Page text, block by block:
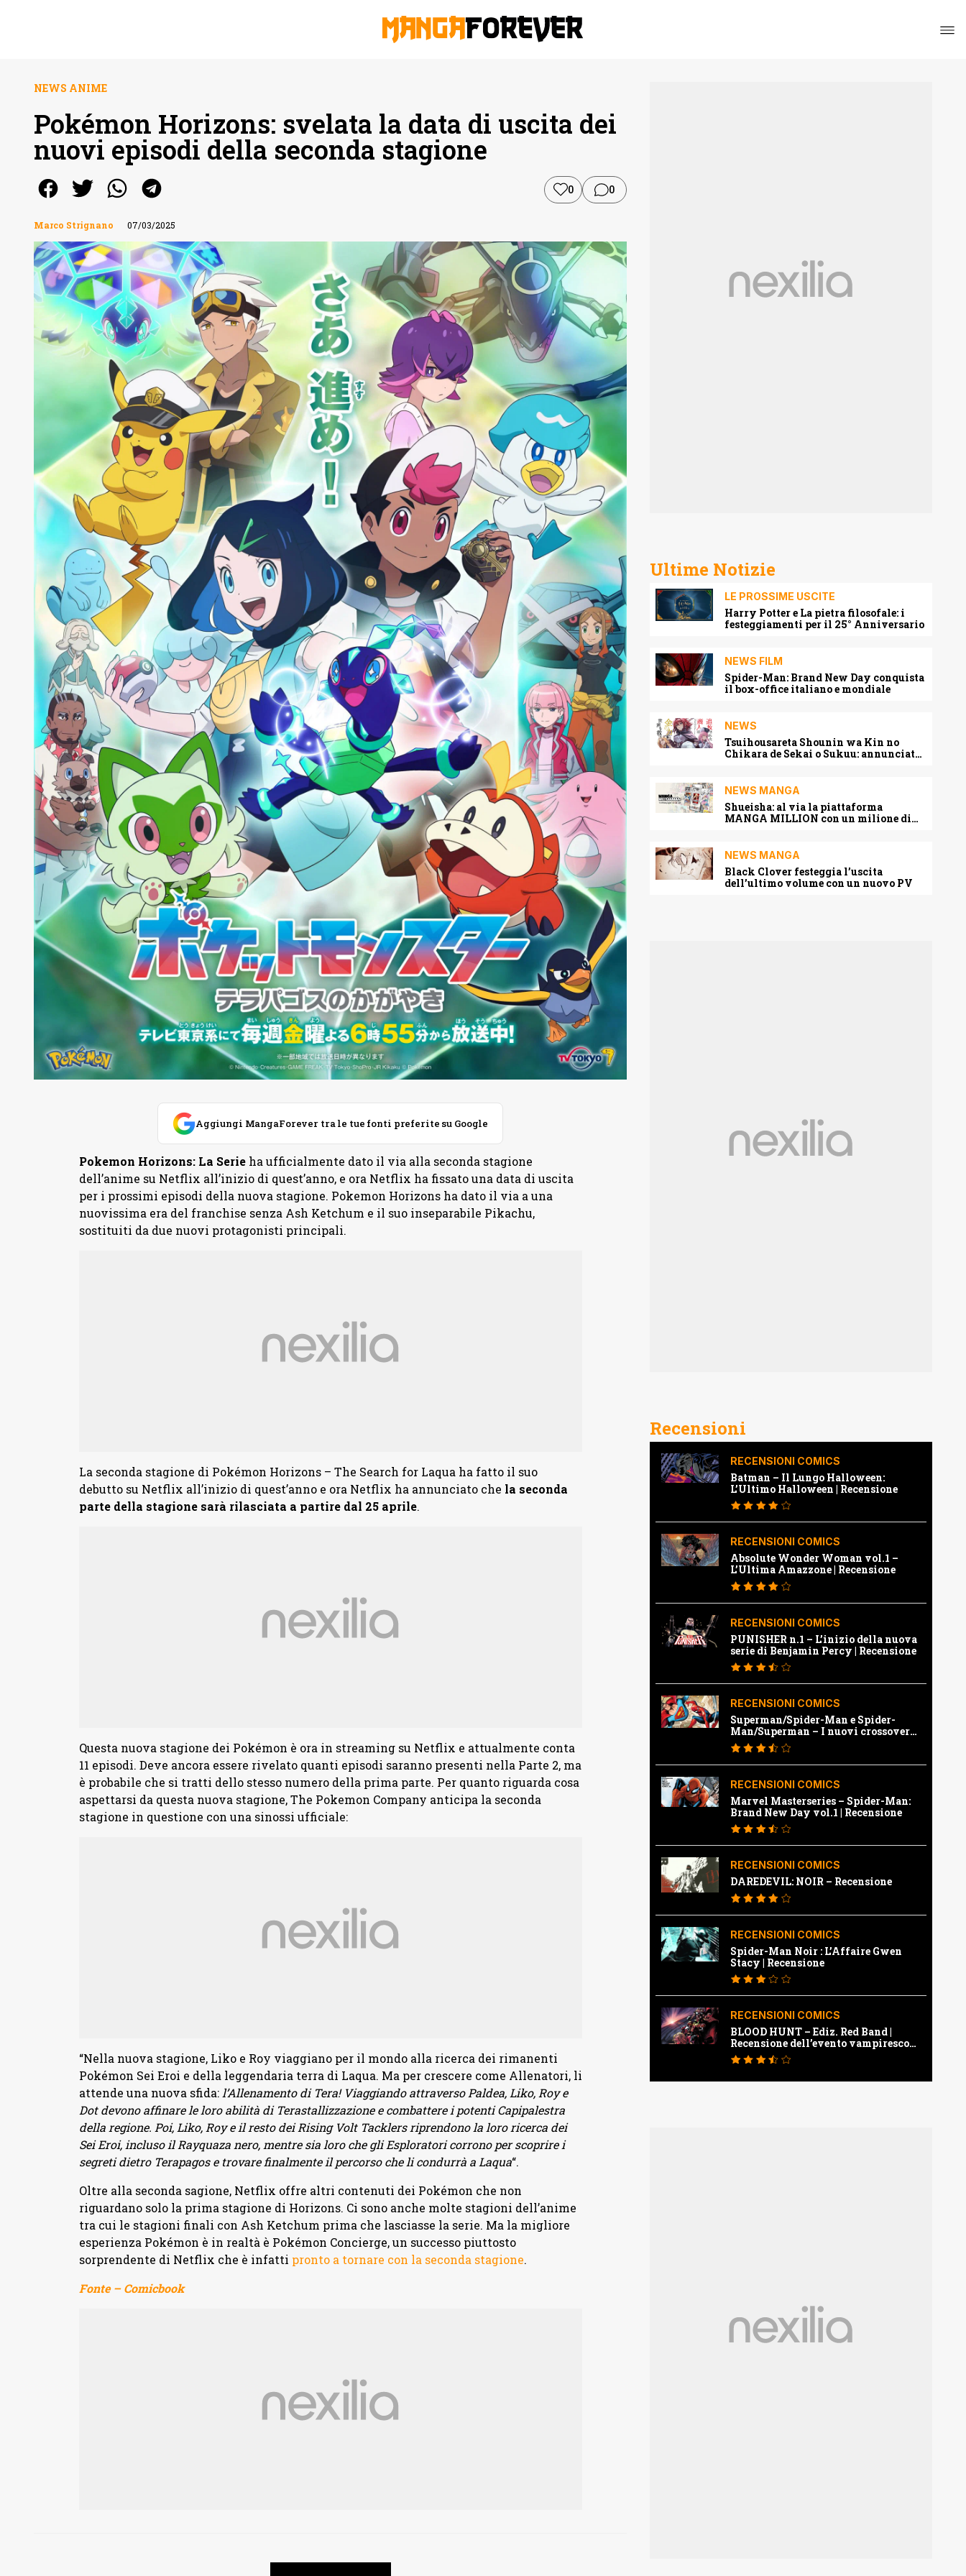
NEWS ANIME
Pokémon Horizons: svelata la data di uscita dei
nuovi episodi della seconda stagione
0 0
Marco Strignano 07/03/2025
Aggiungi MangaForever tra le tue fonti preferite su Google
Pokemon Horizons: La Serieha ufficialmente dato il via alla seconda stagione
dell’anime su Netflix all’inizio di quest’anno, e ora Netflix ha fissato una data di uscita
per i prossimi episodi della nuova stagione. Pokemon Horizons ha dato il via a una
nuovissima era del franchise senza Ash Ketchum e il suo inseparabile Pikachu,
sostituiti da due nuovi protagonisti principali.
La seconda stagione di Pokémon Horizons – The Search for Laqua ha fatto il suo
debutto su Netflix all’inizio di quest’anno e ora Netflix ha annunciato che la seconda
parte della stagione sarà rilasciata a partire dal 25 aprile.
Questa nuova stagione dei Pokémon è ora in streaming su Netflix e attualmente conta
11 episodi. Deve ancora essere rivelato quanti episodi saranno presenti nella Parte 2, ma
è probabile che si tratti dello stesso numero della prima parte. Per quanto riguarda cosa
aspettarsi da questa nuova stagione, The Pokemon Company anticipa la seconda
stagione in questione con una sinossi ufficiale:
“Nella nuova stagione, Liko e Roy viaggiano per il mondo alla ricerca dei rimanenti
Pokémon Sei Eroi e della leggendaria terra di Laqua. Ma per crescere come Allenatori, li
attende una nuova sfida: l’Allenamento di Tera! Viaggiando attraverso Paldea, Liko, Roy e
Dot devono affinare le loro abilità di Terastallizzazione e combattere i potenti Capipalestra
della regione. Poi, Liko, Roy e il resto dei Rising Volt Tacklers riprendono la loro ricerca dei
Sei Eroi, incluso il Rayquaza nero, mentre sia loro che gli Esploratori corrono per scoprire i
segreti dietro Terapagos e trovare finalmente il percorso che li condurrà a Laqua“.
Oltre alla seconda sagione, Netflix offre altri contenuti dei Pokémon che non
riguardano solo la prima stagione di Horizons. Ci sono anche molte stagioni dell’anime
tra cui le stagioni finali con Ash Ketchum prima che lasciasse la serie. Ma la migliore
esperienza Pokémon è in realtà è Pokémon Concierge, un successo piuttosto
sorprendente di Netflix che è infatti pronto a tornare con la seconda stagione.
Fonte – Comicbook
Ultime Notizie
LE PROSSIME USCITE
Harry Potter e La pietra filosofale: i
festeggiamenti per il 25° Anniversario
NEWS FILM
Spider-Man: Brand New Day conquista
il box-office italiano e mondiale
NEWS
Tsuihousareta Shounin wa Kin no
Chikara de Sekai o Sukuu: annunciato
NEWS MANGA
Shueisha: al via la piattaforma
MANGA MILLION con un milione di
NEWS MANGA
Black Clover festeggia l’uscita
dell’ultimo volume con un nuovo PV
Recensioni
RECENSIONI COMICS
Batman – Il Lungo Halloween:
L’Ultimo Halloween | Recensione
RECENSIONI COMICS
Absolute Wonder Woman vol.1 –
L’Ultima Amazzone | Recensione
RECENSIONI COMICS
PUNISHER n.1 – L’inizio della nuova
serie di Benjamin Percy | Recensione
RECENSIONI COMICS
Superman/Spider-Man e Spider-
Man/Superman – I nuovi crossover
Marvel e Dc | Recensione
RECENSIONI COMICS
Marvel Masterseries – Spider-Man:
Brand New Day vol.1 | Recensione
RECENSIONI COMICS
DAREDEVIL: NOIR – Recensione
RECENSIONI COMICS
Spider-Man Noir : L’Affaire Gwen
Stacy | Recensione
RECENSIONI COMICS
BLOOD HUNT – Ediz. Red Band |
Recensione dell’evento vampiresco
della Marvel